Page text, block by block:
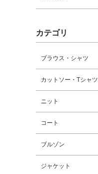
カテゴリ
ブラウス・シャツ
カットソー・Tシャツ
ニット
コート
ブルゾン
ジャケット